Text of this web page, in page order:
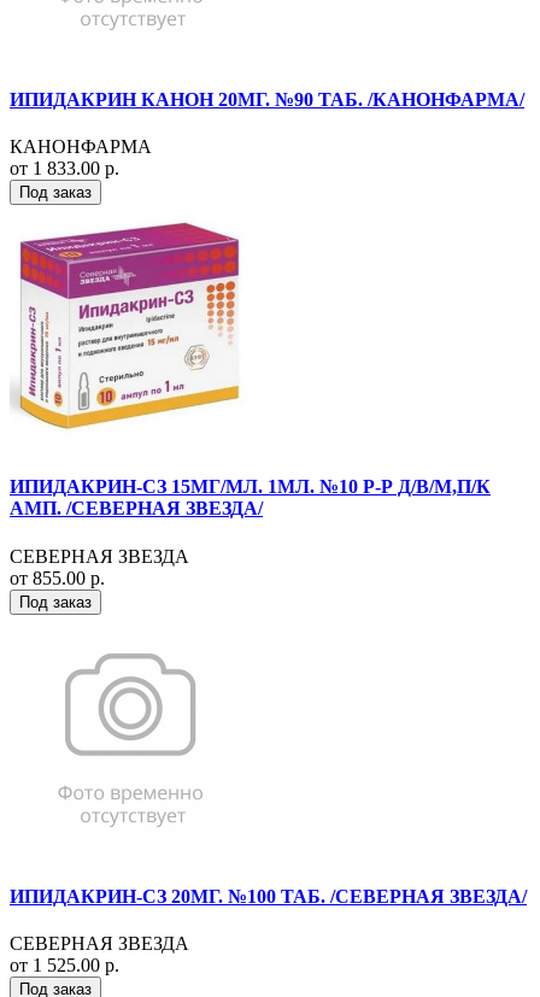
ИПИДАКРИН КАНОН 20МГ. №90 ТАБ. /КАНОНФАРМА/
КАНОНФАРМА
от 1 833.00 р.
Под заказ
ИПИДАКРИН-СЗ 15МГ/МЛ. 1МЛ. №10 Р-Р Д/В/М,П/К
АМП. /СЕВЕРНАЯ ЗВЕЗДА/
СЕВЕРНАЯ ЗВЕЗДА
от 855.00 р.
Под заказ
ИПИДАКРИН-СЗ 20МГ. №100 ТАБ. /СЕВЕРНАЯ ЗВЕЗДА/
СЕВЕРНАЯ ЗВЕЗДА
от 1 525.00 р.
Под заказ